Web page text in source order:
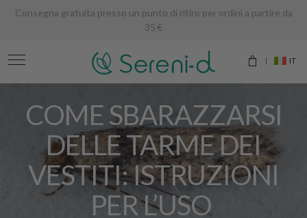
Consegna gratuita presso un punto di ritiro per ordini a partire da
35 €
IT
COME SBARAZZARSI
DELLE TARME DEI
VESTITI: ISTRUZIONI
PER L’USO